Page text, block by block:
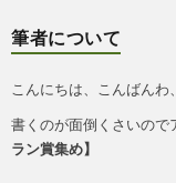
筆者について
こんにちは、こんばんわ
書くのが面倒くさいの
ラン賞集め】